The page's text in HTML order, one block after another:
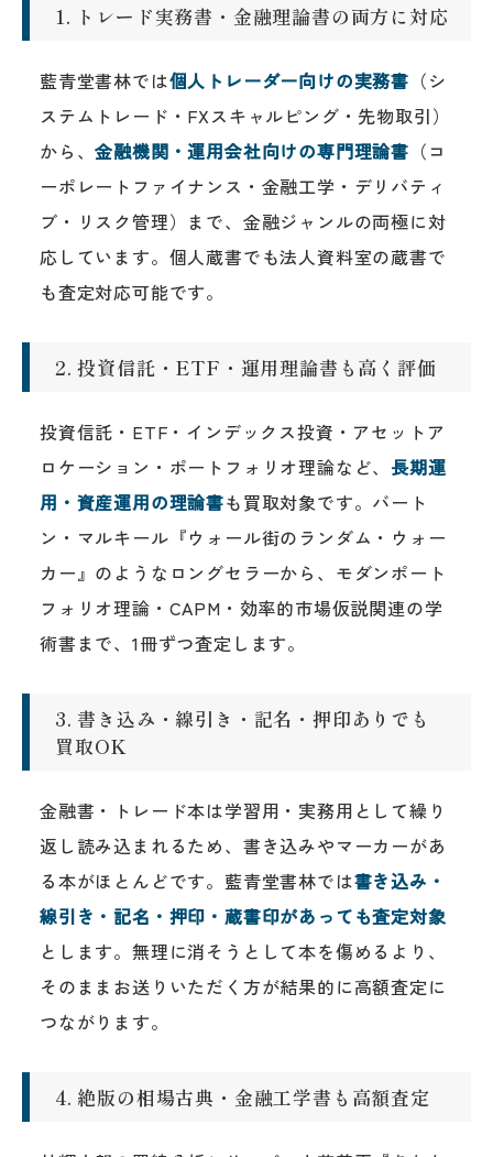
1. トレード実務書・金融理論書の両方に対応
藍青堂書林では個人トレーダー向けの実務書 （シ
ステムトレード・FXスキャルピング・先物取引）
から、金融機関・運用会社向けの専門理論書 （コ
ーポレートファイナンス・金融工学・デリバティ
ブ・リスク管理）まで、金融ジャンルの両極に対
応しています。個人蔵書でも法人資料室の蔵書で
も査定対応可能です。
2. 投資信託・ETF・運用理論書も高く評価
投資信託・ETF・インデックス投資・アセットア
ロケーション・ポートフォリオ理論など、 長期運
用・資産運用の理論書も買取対象です。バート
ン・マルキール『ウォール街のランダム・ウォー
カー』のようなロングセラーから、モダンポート
フォリオ理論・CAPM・効率的市場仮説関連の学
術書まで、1冊ずつ査定します。
3. 書き込み・線引き・記名・押印ありでも
買取OK
金融書・トレード本は学習用・実務用として繰り
返し読み込まれるため、書き込みやマーカーがあ
る本がほとんどです。藍青堂書林では書き込み・
線引き・記名・押印・蔵書印があっても査定対象
とします。無理に消そうとして本を傷めるより、
そのままお送りいただく方が結果的に高額査定に
つながります。
4. 絶版の相場古典・金融工学書も高額査定